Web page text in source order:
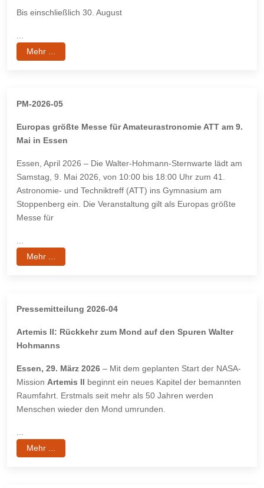
Bis einschließlich 30. August
...
Mehr ...
PM-2026-05
Europas größte Messe für Amateurastronomie ATT am 9.
Mai in Essen
Essen, April 2026 – Die Walter-Hohmann-Sternwarte lädt am
Samstag, 9. Mai 2026, von 10:00 bis 18:00 Uhr zum 41.
Astronomie- und Techniktreff (ATT) ins Gymnasium am
Stoppenberg ein. Die Veranstaltung gilt als Europas größte
Messe für
...
Mehr ...
Pressemitteilung 2026-04
Artemis II: Rückkehr zum Mond auf den Spuren Walter
Hohmanns
Essen, 29. März 2026 – Mit dem geplanten Start der NASA-
Mission Artemis II beginnt ein neues Kapitel der bemannten
Raumfahrt. Erstmals seit mehr als 50 Jahren werden
Menschen wieder den Mond umrunden.
...
Mehr ...